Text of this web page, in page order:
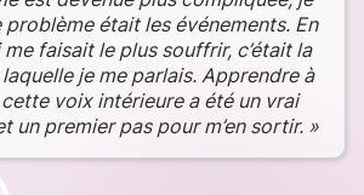
problème était les événements. En
faisait le plus souffrir, c’était la
je me parlais. Apprendre à
voix intérieure a été un vrai
un premier pas pour m’en sortir. »